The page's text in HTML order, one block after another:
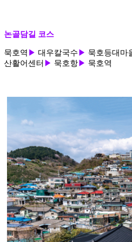
논골담길 코스
묵호역 ▶ 대우칼국수 ▶ 묵호등대마
산활어센터 ▶ 묵호항▶ 묵호역